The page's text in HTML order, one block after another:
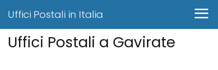
Uffici Postali in Italia
Uffici Postali a Gavirate